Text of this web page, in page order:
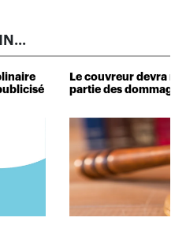
Le couvreur devra
partie des dommages